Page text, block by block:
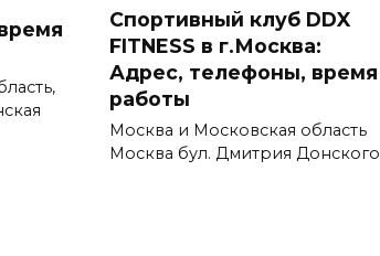
Спортивный клуб DDX
FITNESS в г.Москва:
Адрес, телефоны, время
работы
Москва и Московская область
Москва бул. Дмитрия Донского